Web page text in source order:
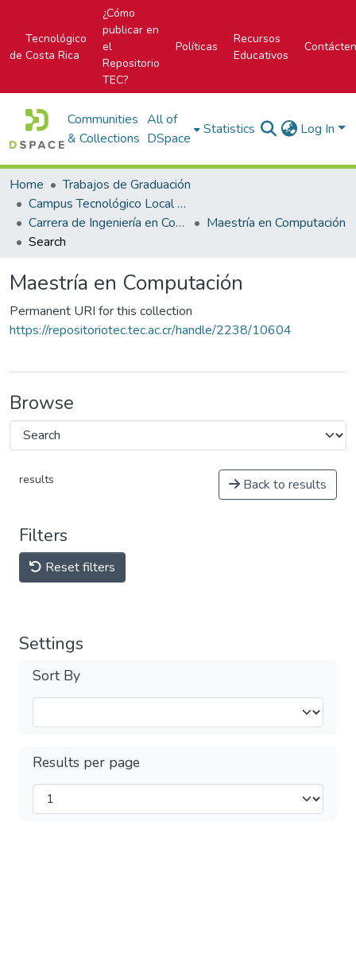
Tecnológico
de Costa Rica
¿Cómo
publicar en
el
Repositorio
TEC?
Políticas
Recursos
Educativos
Communities
& Collections
All of
DSpace
Statistics Log In
Home
Trabajos de Graduación
Campus Tecnológico Local San Carlos
Carrera de Ingeniería en Computación
Maestría en Computación
Search
Maestría en Computación
Permanent URI for this collection
https://repositoriotec.tec.ac.cr/handle/2238/10604
Browse
results Back to results
Filters
Reset filters
Settings
Sort By
Results per page